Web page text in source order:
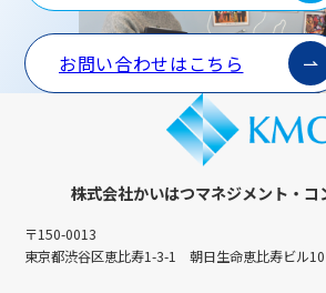
お問い合わせはこちら
株式会社かいはつマネジメント・コ
〒150-0013
東京都渋谷区恵比寿1-3-1 朝日生命恵比寿ビル